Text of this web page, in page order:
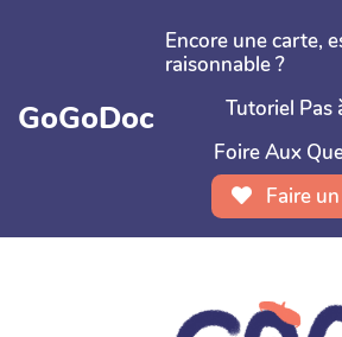
Aller au contenu principal
GoGoDoc
Encore une carte,
raisonnable ?
Tutoriel Pas
Foire Aux
Faire